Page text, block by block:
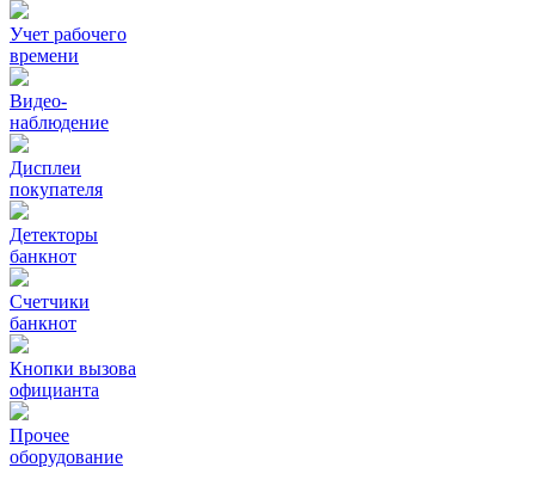
Учет рабочего
времени
Видео‑
наблюдение
Дисплеи
покупателя
Детекторы
банкнот
Счетчики
банкнот
Кнопки вызова
официанта
Прочее
оборудование